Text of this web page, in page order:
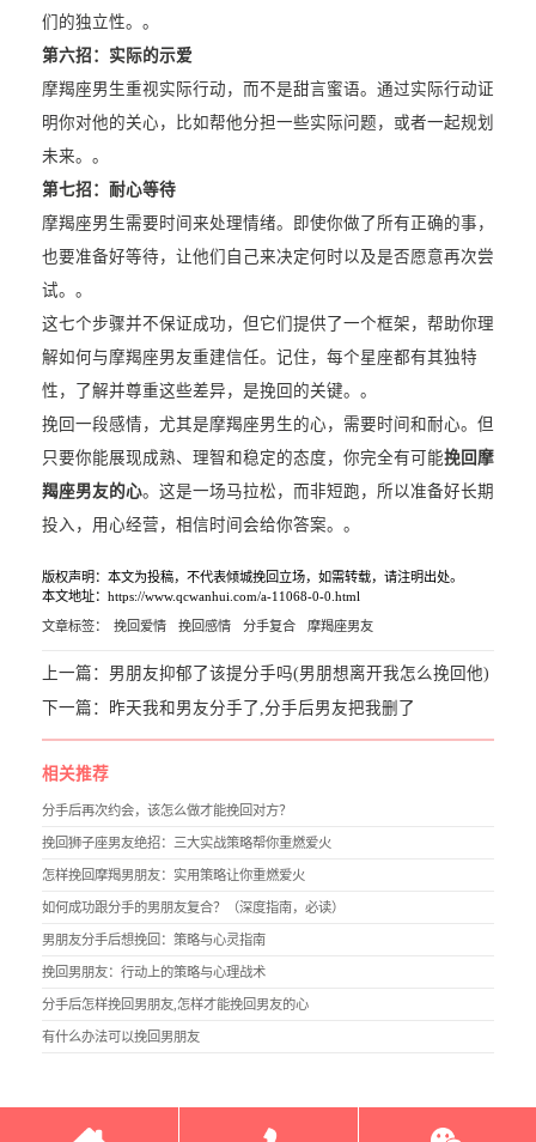
们的独立性。。
第六招：实际的示爱
摩羯座男生重视实际行动，而不是甜言蜜语。通过实际行动证
明你对他的关心，比如帮他分担一些实际问题，或者一起规划
未来。。
第七招：耐心等待
摩羯座男生需要时间来处理情绪。即使你做了所有正确的事，
也要准备好等待，让他们自己来决定何时以及是否愿意再次尝
试。。
这七个步骤并不保证成功，但它们提供了一个框架，帮助你理
解如何与摩羯座男友重建信任。记住，每个星座都有其独特
性，了解并尊重这些差异，是挽回的关键。。
挽回一段感情，尤其是摩羯座男生的心，需要时间和耐心。但
只要你能展现成熟、理智和稳定的态度，你完全有可能挽回摩
羯座男友的心。这是一场马拉松，而非短跑，所以准备好长期
投入，用心经营，相信时间会给你答案。。
版权声明：本文为投稿，不代表倾城挽回立场，如需转载，请注明出处。
本文地址：https://www.qcwanhui.com/a-11068-0-0.html
文章标签： 挽回爱情 挽回感情 分手复合 摩羯座男友
上一篇： 男朋友抑郁了该提分手吗(男朋想离开我怎么挽回他)
下一篇：
昨天我和男友分手了,分手后男友把我删了
相关推荐
分手后再次约会，该怎么做才能挽回对方？
挽回狮子座男友绝招：三大实战策略帮你重燃爱火
怎样挽回摩羯男朋友：实用策略让你重燃爱火
如何成功跟分手的男朋友复合？（深度指南，必读）
男朋友分手后想挽回：策略与心灵指南
挽回男朋友：行动上的策略与心理战术
分手后怎样挽回男朋友,怎样才能挽回男友的心
有什么办法可以挽回男朋友